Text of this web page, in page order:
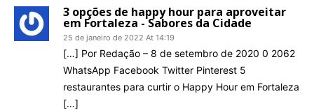
3 opções de happy hour para aproveitar
em Fortaleza - Sabores da Cidade
25 de janeiro de 2022 At 14:19
[…] Por Redação – 8 de setembro de 2020 0 2062
WhatsApp Facebook Twitter Pinterest 5
restaurantes para curtir o Happy Hour em Fortaleza
[…]